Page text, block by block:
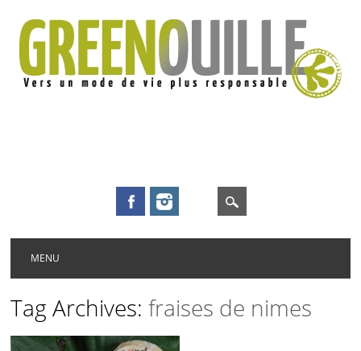
Main menu
MENU
Tag Archives:fraises de nimes